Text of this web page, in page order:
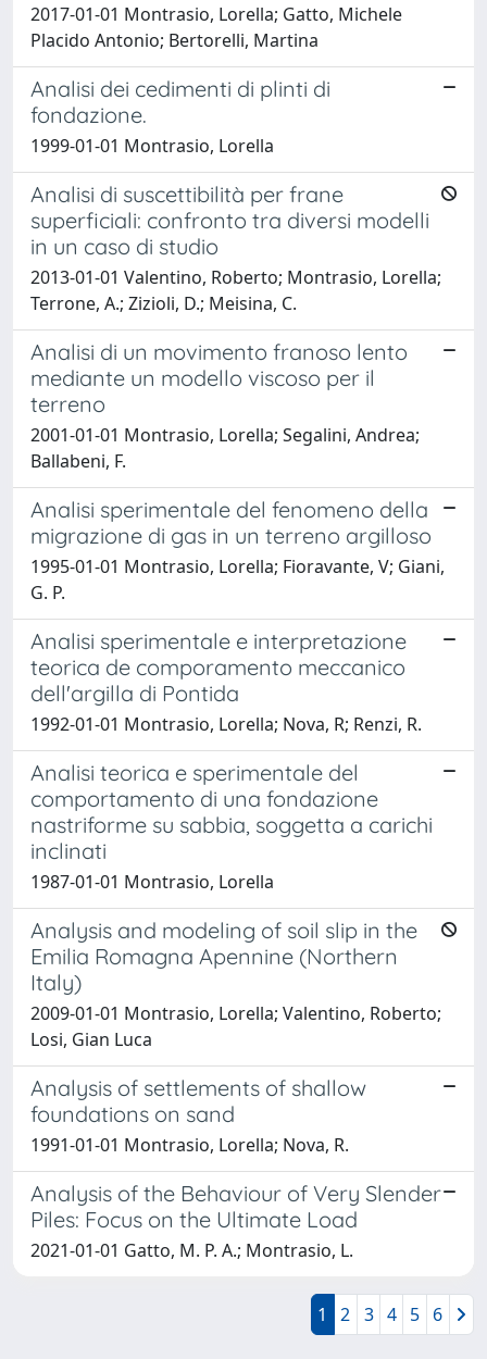
2017-01-01 Montrasio, Lorella; Gatto, Michele
Placido Antonio; Bertorelli, Martina
Analisi dei cedimenti di plinti di
fondazione.
1999-01-01 Montrasio, Lorella
Analisi di suscettibilità per frane
superficiali: confronto tra diversi modelli
in un caso di studio
2013-01-01 Valentino, Roberto; Montrasio, Lorella;
Terrone, A.; Zizioli, D.; Meisina, C.
Analisi di un movimento franoso lento
mediante un modello viscoso per il
terreno
2001-01-01 Montrasio, Lorella; Segalini, Andrea;
Ballabeni, F.
Analisi sperimentale del fenomeno della
migrazione di gas in un terreno argilloso
1995-01-01 Montrasio, Lorella; Fioravante, V; Giani,
G. P.
Analisi sperimentale e interpretazione
teorica de comporamento meccanico
dell'argilla di Pontida
1992-01-01 Montrasio, Lorella; Nova, R; Renzi, R.
Analisi teorica e sperimentale del
comportamento di una fondazione
nastriforme su sabbia, soggetta a carichi
inclinati
1987-01-01 Montrasio, Lorella
Analysis and modeling of soil slip in the
Emilia Romagna Apennine (Northern
Italy)
2009-01-01 Montrasio, Lorella; Valentino, Roberto;
Losi, Gian Luca
Analysis of settlements of shallow
foundations on sand
1991-01-01 Montrasio, Lorella; Nova, R.
Analysis of the Behaviour of Very Slender
Piles: Focus on the Ultimate Load
2021-01-01 Gatto, M. P. A.; Montrasio, L.
1 2 3 4 5 6